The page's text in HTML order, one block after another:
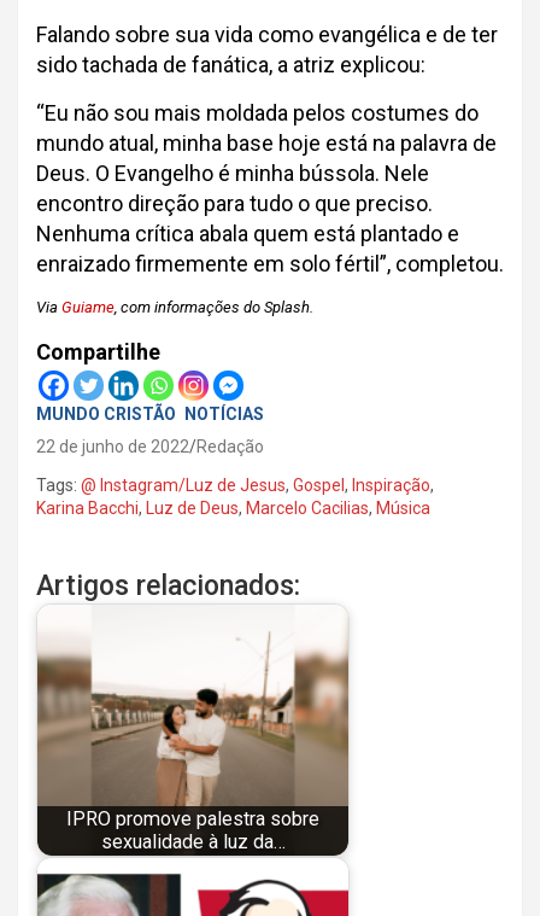
Falando sobre sua vida como evangélica e de ter
sido tachada de fanática, a atriz explicou:
“Eu não sou mais moldada pelos costumes do
mundo atual, minha base hoje está na palavra de
Deus. O Evangelho é minha bússola. Nele
encontro direção para tudo o que preciso.
Nenhuma crítica abala quem está plantado e
enraizado firmemente em solo fértil”, completou.
Via Guiame , com informações do Splash.
Compartilhe
MUNDO CRISTÃO
NOTÍCIAS
22 de junho de 2022 Redação
Tags: @ Instagram/Luz de Jesus, Gospel , Inspiração,
Karina Bacchi, Luz de Deus, Marcelo Cacilias, Música
Artigos relacionados:
IPRO promove palestra sobre
sexualidade à luz da…